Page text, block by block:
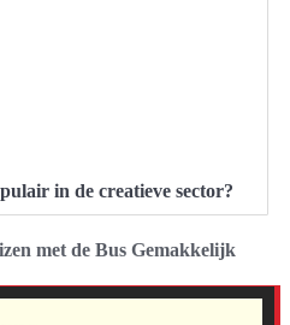
in de creatieve sector?
met de Bus Gemakkelijk